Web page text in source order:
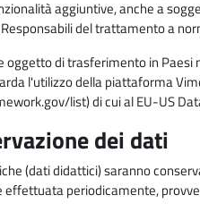
aggiuntive, anche a
del trattamento a
di trasferimento in Paesi
l'utilizzo della piattaforma
list) di cui al EU-US
dei dati
(dati didattici) saranno
periodicamente,